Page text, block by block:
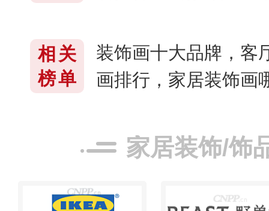
相关
榜单
装饰画十大品牌，客
画排行，家居装饰画
家居装饰/饰